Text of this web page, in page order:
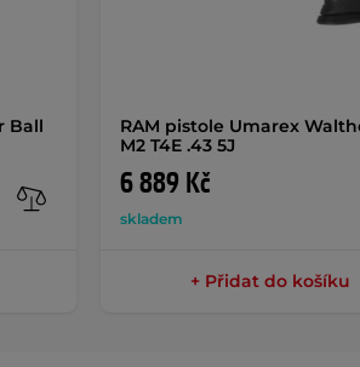
Ball
RAM pistole Umarex
M2 T4E .43 5J
6 889 Kč
skladem
+ Přidat do košíku